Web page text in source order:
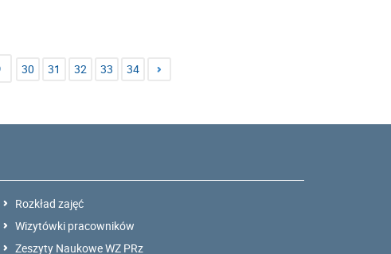
30 31 32 33 34
Rozkład zajęć
Wizytówki pracowników
Zeszyty Naukowe WZ PRz